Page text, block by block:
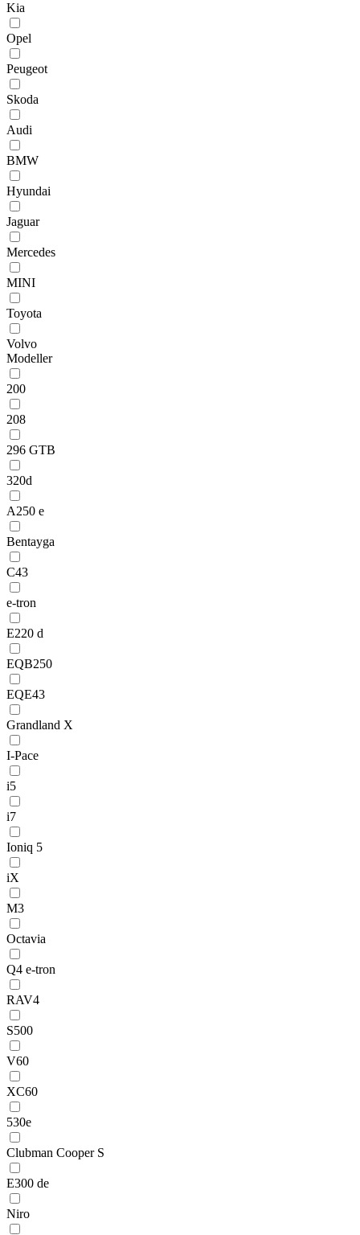
Kia
Opel
Peugeot
Skoda
Audi
BMW
Hyundai
Jaguar
Mercedes
MINI
Toyota
Volvo
Modeller
200
208
296 GTB
320d
A250 e
Bentayga
C43
e-tron
E220 d
EQB250
EQE43
Grandland X
I-Pace
i5
i7
Ioniq 5
iX
M3
Octavia
Q4 e-tron
RAV4
S500
V60
XC60
530e
Clubman Cooper S
E300 de
Niro